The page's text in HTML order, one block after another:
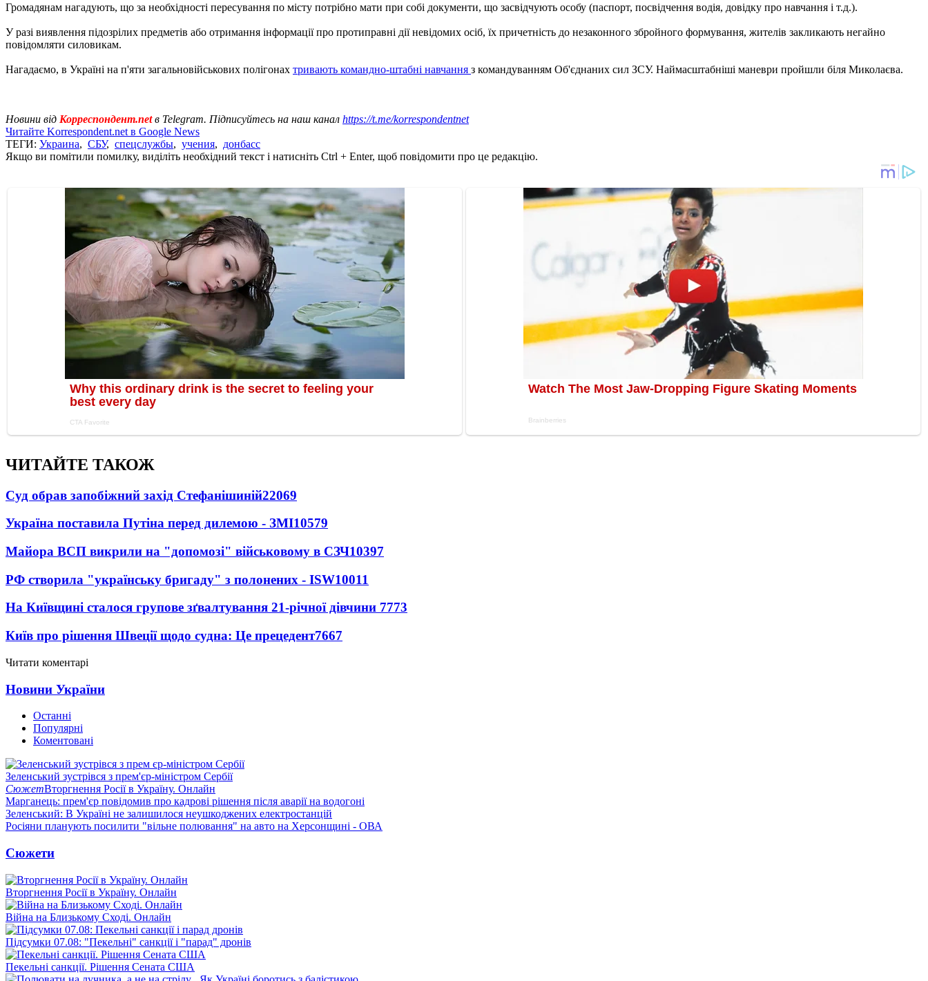
Громадянам нагадують, що за необхідності пересування по місту потрібно мати при собі документи, що засвідчують особу (паспорт, посвідчення водія, довідку про навчання і т.д.).
У разі виявлення підозрілих предметів або отримання інформації про протиправні дії невідомих осіб, їх причетність до незаконного збройного формування, жителів закликають негайно
повідомляти силовикам.
Нагадаємо, в Україні на п'яти загальновійськових полігонах тривають командно-штабні навчання з командуванням Об'єднаних сил ЗСУ. Наймасштабніші маневри пройшли біля Миколаєва.
Новини від Корреспондент.netв Telegram. Підписуйтесь на наш канал https://t.me/korrespondentnet
Читайте Korrespondent.net в Google News
ТЕГИ: Украина, СБУ, спецслужбы, учения, донбасс
Якщо ви помітили помилку, виділіть необхідний текст і натисніть Ctrl + Enter, щоб повідомити про це редакцію.
ЧИТАЙТЕ ТАКОЖ
Суд обрав запобіжний захід Стефанішиній22069
Україна поставила Путіна перед дилемою - ЗМІ10579
Майора ВСП викрили на "допомозі" військовому в СЗЧ10397
РФ створила "українську бригаду" з полонених - ISW10011
На Київщині сталося групове зґвалтування 21-річної дівчини 7773
Київ про рішення Швеції щодо судна: Це прецедент7667
Читати коментарі
Новини України
Останні
Популярні
Коментовані
Зеленський зустрівся з прем'єр-міністром Сербії
СюжетВторгнення Росії в Україну. Онлайн
Марганець: прем'єр повідомив про кадрові рішення після аварії на водогоні
Зеленський: В Україні не залишилося неушкоджених електростанцій
Росіяни планують посилити "вільне полювання" на авто на Херсонщині - ОВА
Сюжети
Вторгнення Росії в Україну. Онлайн
Війна на Близькому Сході. Онлайн
Підсумки 07.08: "Пекельні" санкції і "парад" дронів
Пекельні санкції. Рішення Сената США